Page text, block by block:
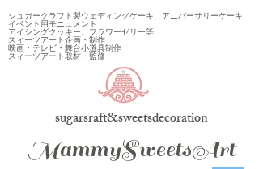
シュガークラフト製ウェディングケーキ、アニバーサリーケーキ
イベント用モニュメント
アイシングクッキー、フラワーゼリー等
スィーツアート企画・制作
映画・テレビ・舞台小道具制作
スィーツアート取材・監修
sugarsraft&sweetsdecoration
​MammySweetsArt